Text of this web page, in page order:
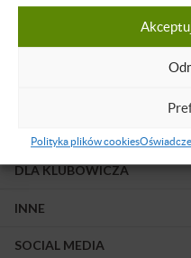
Polityka plików cookies
Obserwuj
DLA KLUBOWICZA
INNE
SOCIAL MEDIA